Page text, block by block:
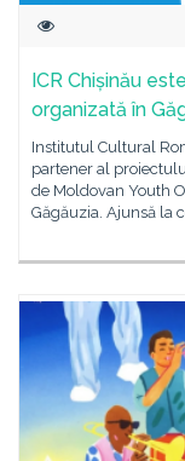
ICR Chișinău
organizată în
Institutul Cultural
partener al
de Moldovan Youth
Găgăuzia. Ajunsă la